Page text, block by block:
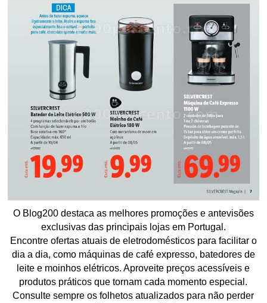
O Blog200 destaca as melhores promoções e antevisões
exclusivas das principais lojas em Portugal.
Encontre ofertas atuais de eletrodomésticos para facilitar o
dia a dia, como máquinas de café expresso, batedores de
leite e moinhos elétricos. Aproveite preços acessíveis e
produtos práticos que tornam cada momento especial.
Consulte sempre os folhetos atualizados para não perder